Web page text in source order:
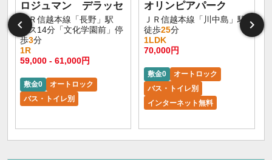
ロジュマン デラッセ
ＪＲ信越本線「長野」駅
バス14分「文化学園前」停
歩3分
1R
59,000 - 61,000円
敷金0
オートロック
バス・トイレ別
オリンピアパーク
ＪＲ信越本線「川中島」駅
徒歩25分
1LDK
70,000円
敷金0
オートロック
バス・トイレ別
インターネット無料